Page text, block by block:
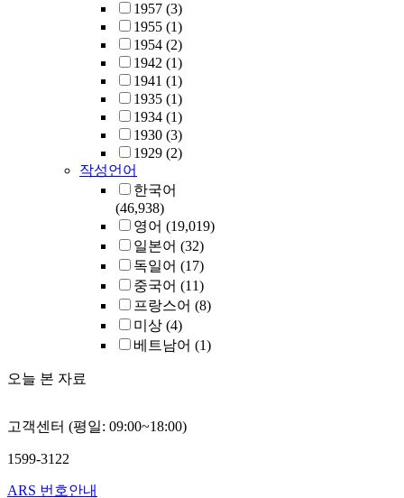
1957 (3)
1955 (1)
1954 (2)
1942 (1)
1941 (1)
1935 (1)
1934 (1)
1930 (3)
1929 (2)
작성언어
한국어
(46,938)
영어 (19,019)
일본어 (32)
독일어 (17)
중국어 (11)
프랑스어 (8)
미상 (4)
베트남어 (1)
오늘 본 자료
고객센터 (평일: 09:00~18:00)
1599-3122
ARS 번호안내